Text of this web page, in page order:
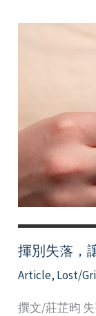
揮別失落，
Article, Lost/
撰文/莊芷昀